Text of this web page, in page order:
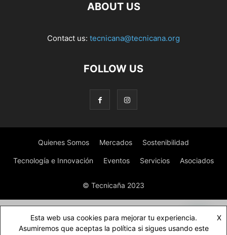
ABOUT US
Contact us: tecnicana@tecnicana.org
FOLLOW US
Quienes Somos Mercados Sostenibilidad
Tecnología e Innovación Eventos Servicios Asociados
© Tecnicaña 2023
Esta web usa cookies para mejorar tu experiencia.
Asumiremos que aceptas la política si sigues usando este
X